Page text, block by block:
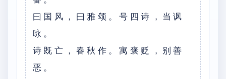
曰国风，曰雅颂。号四诗，当讽
咏。
诗既亡，春秋作。寓褒贬，别善
恶。